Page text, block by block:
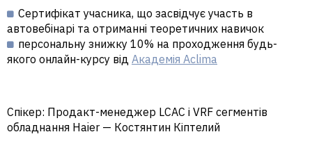
Сертифікат учасника, що засвідчує участь в
автовебінарі та отриманні теоретичних навичок
персональну знижку 10% на проходження будь-
якого онлайн-курсу від Академія Aclima
Спікер: Продакт-менеджер LCAC і VRF сегментів
обладнання Haier — Костянтин Кіптелий